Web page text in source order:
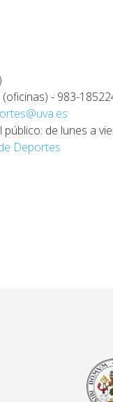
- 983-
de lunes a
Deportes